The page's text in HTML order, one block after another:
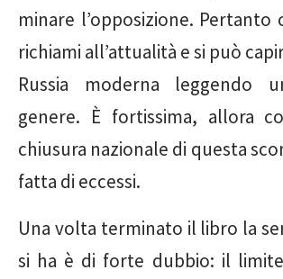
minare l’opposizione. Pertanto
richiami all’attualità e si può
Russia moderna leggendo
genere. È fortissima, allora
chiusura nazionale di questa
fatta di eccessi.
Una volta terminato il libro la
si ha è di forte dubbio: il